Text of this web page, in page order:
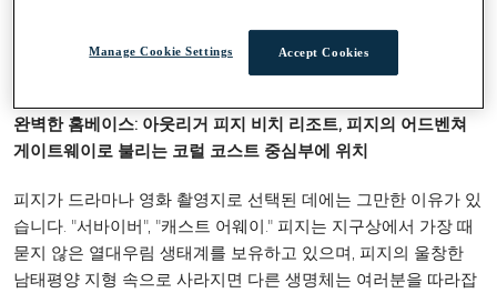
완벽한 홈베이스: 아웃리거 피지 비치 리조트, 피지의 어드벤쳐
게이트웨이로 불리는 코럴 코스트 중심부에 위치
피지가 드라마나 영화 촬영지로 선택된 데에는 그만한 이유가 있
습니다. "서바이버", "캐스트 어웨이." 피지는 지구상에서 가장 때
묻지 않은 열대우림 생태계를 보유하고 있으며, 피지의 울창한
남태평양 지형 속으로 사라지면 다른 생명체는 여러분을 따라잡
Accept Cookies
Manage Cookie Settings